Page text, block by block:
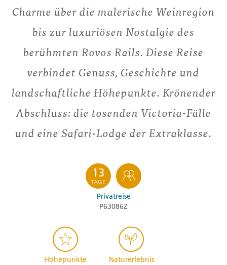
Charme über die malerische Weinregion
bis zur luxuriösen Nostalgie des
berühmten Rovos Rails. Diese Reise
verbindet Genuss, Geschichte und
landschaftliche Höhepunkte. Krönender
Abschluss: die tosenden Victoria-Fälle
und eine Safari-Lodge der Extraklasse.
13
TAGE
Privatreise
P63086Z
Höhepunkte Naturerlebnis